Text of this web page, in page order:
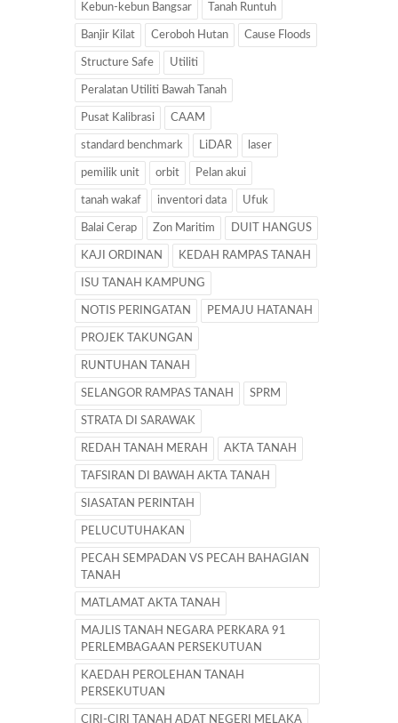
Kebun-kebun Bangsar Tanah Runtuh
Banjir Kilat Ceroboh Hutan Cause Floods
Structure Safe Utiliti
Peralatan Utiliti Bawah Tanah
Pusat Kalibrasi CAAM
standard benchmark LiDAR laser
pemilik unit orbit Pelan akui
tanah wakaf inventori data Ufuk
Balai Cerap Zon Maritim DUIT HANGUS
KAJI ORDINAN KEDAH RAMPAS TANAH
ISU TANAH KAMPUNG
NOTIS PERINGATAN PEMAJU HATANAH
PROJEK TAKUNGAN
RUNTUHAN TANAH
SELANGOR RAMPAS TANAH SPRM
STRATA DI SARAWAK
REDAH TANAH MERAH AKTA TANAH
TAFSIRAN DI BAWAH AKTA TANAH
SIASATAN PERINTAH
PELUCUTUHAKAN
PECAH SEMPADAN VS PECAH BAHAGIAN
TANAH
MATLAMAT AKTA TANAH
MAJLIS TANAH NEGARA PERKARA 91
PERLEMBAGAAN PERSEKUTUAN
KAEDAH PEROLEHAN TANAH
PERSEKUTUAN
CIRI-CIRI TANAH ADAT NEGERI MELAKA